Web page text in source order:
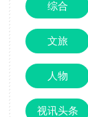
综合
文旅
人物
视讯头条